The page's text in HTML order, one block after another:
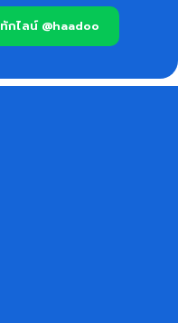
ทักไลน์ @haadoo